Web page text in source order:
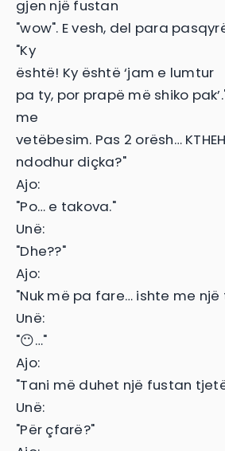
gjen një fustan
"wow". E vesh, del para
"Ky
është! Ky është ‘jam e lumtur
pa ty, por prapë më shiko
me
vetëbesim. Pas 2 orësh…
ndodhur diçka?"
Ajo:
"Po… e takova."
Unë:
"Dhe??"
Ajo:
"Nuk më pa fare… ishte me një
Unë:
"😶…"
Ajo:
"Tani më duhet një fustan
Unë:
"Për çfarë?"